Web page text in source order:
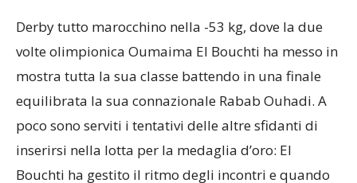
Derby tutto marocchino nella -53 kg, dove la due
volte olimpionica Oumaima El Bouchti ha messo in
mostra tutta la sua classe battendo in una finale
equilibrata la sua connazionale Rabab Ouhadi. A
poco sono serviti i tentativi delle altre sfidanti di
inserirsi nella lotta per la medaglia d’oro: El
Bouchti ha gestito il ritmo degli incontri e quando